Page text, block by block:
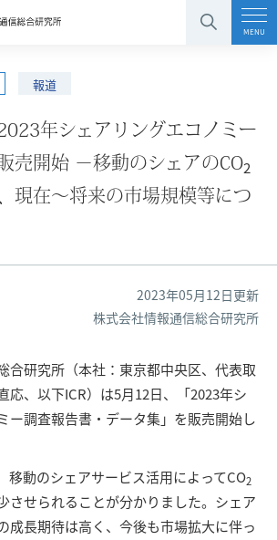
MENU
報道
年シェアリングエコノミー
売開始 －移動のシェアのCO2
現在～将来の市場規模等につ
2023年05月12日更新
株式会社情報通信総合研究所
合研究所（本社：東京都中央区、代表取
、以下ICR）は5月12日、「2023年シ
ー調査報告書・データ集」を販売開始し
移動のシェアサービス活用によってCO2
させられることが分かりました。シェア
成長期待は高く、今後も市場拡大に伴っ